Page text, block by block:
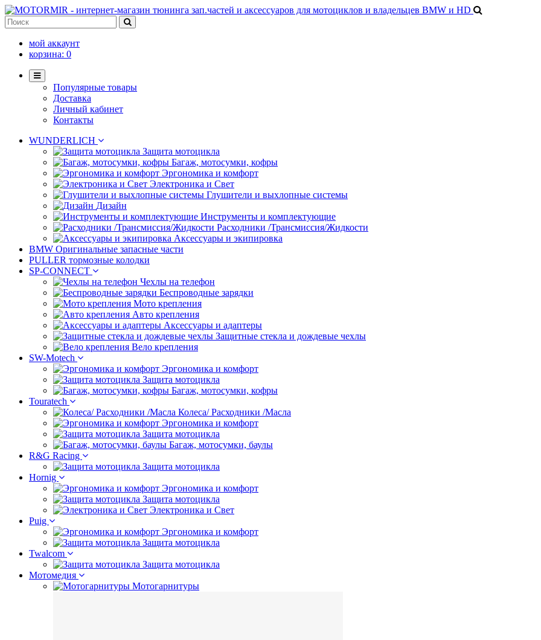
мой аккаунт
корзина: 0
Популярные товары
Доставка
Личный кабинет
Контакты
WUNDERLICH
Защита мотоцикла
Багаж, мотосумки, кофры
Эргономика и комфорт
Электроника и Свет
Глушители и выхлопные системы
Дизайн
Инструменты и комплектующие
Расходники /Трансмиссия/Жидкости
Аксессуары и экипировка
BMW Оригинальные запасные части
PULLER тормозные колодки
SP-CONNECT
Чехлы на телефон
Беспроводные зарядки
Мото крепления
Авто крепления
Аксессуары и адаптеры
Защитные стекла и дождевые чехлы
Вело крепления
SW-Motech
Эргономика и комфорт
Защита мотоцикла
Багаж, мотосумки, кофры
Touratech
Колеса/ Расходники /Масла
Эргономика и комфорт
Защита мотоцикла
Багаж, мотосумки, баулы
R&G Racing
Защита мотоцикла
Hornig
Эргономика и комфорт
Защита мотоцикла
Электроника и Свет
Puig
Эргономика и комфорт
Защита мотоцикла
Twalcom
Защита мотоцикла
Мотомедия
Мотогарнитуры